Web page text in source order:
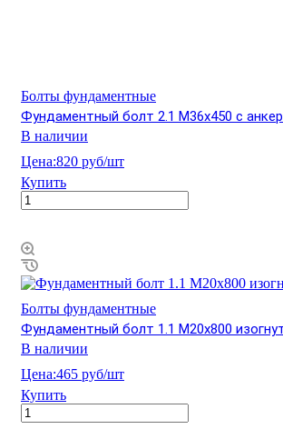
Болты фундаментные
Фундаментный болт 2.1 М36х450 с
В наличии
Цена:820 руб/шт
Купить
Болты фундаментные
Фундаментный болт 1.1 М20х800
В наличии
Цена:465 руб/шт
Купить